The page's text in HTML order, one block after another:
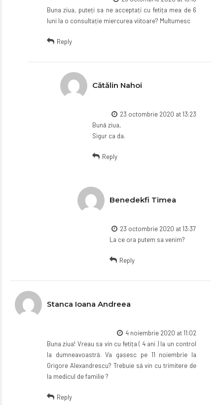
Buna ziua, puteți sa ne acceptați cu fetița mea de 6
luni la o consultație miercurea viitoare? Multumesc
Reply
Cătălin Nahoi
23 octombrie 2020 at 13:23
Bună ziua,
Sigur ca da.
Reply
Benedekfi Timea
23 octombrie 2020 at 13:37
La ce ora putem sa venim?
Reply
Stanca Ioana Andreea
4 noiembrie 2020 at 11:02
Buna ziua! Vreau sa vin cu fetița ( 4 ani ) la un control
la dumneavoastră. Va gasesc pe 11 noiembrie la
Grigore Alexandrescu? Trebuie să vin cu trimitere de
la medicul de familie ?
Reply